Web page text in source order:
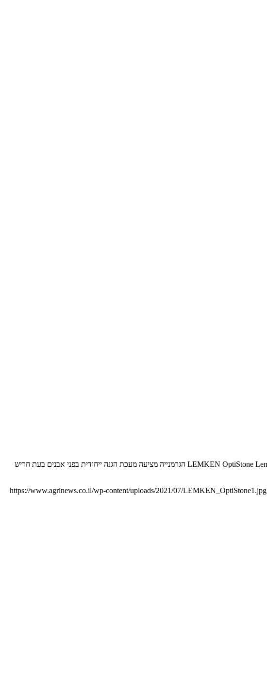
מערכת ה-OptiStone החדשה של Lemken מבטיחה הגנה מיטבית על המחרשה בפני אבנים ושאר נזקים החבויים בעומק האדמה LEMKEN OptiStone Lemken הגרמנייה מציעה מעכת הגנה ייחודית בפני אבנים בעת חריש
https://www.agrinews.co.il/wp-content/uploads/2021/07/LEMKEN_OptiStone1.jpg